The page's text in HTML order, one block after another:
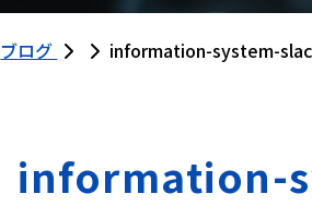
ブログ information-system-
information-